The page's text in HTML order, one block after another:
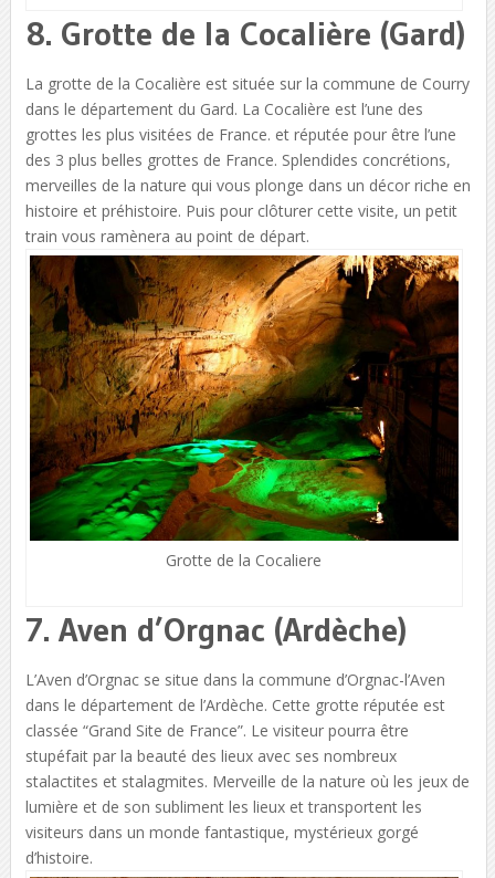
8. Grotte de la Cocalière (Gard)
La grotte de la Cocalière est située sur la commune de Courry
dans le département du Gard. La Cocalière est l’une des
grottes les plus visitées de France. et réputée pour être l’une
des 3 plus belles grottes de France. Splendides concrétions,
merveilles de la nature qui vous plonge dans un décor riche en
histoire et préhistoire. Puis pour clôturer cette visite, un petit
train vous ramènera au point de départ.
Grotte de la Cocaliere
7. Aven d’Orgnac (Ardèche)
L’Aven d’Orgnac se situe dans la commune d’Orgnac-l’Aven
dans le département de l’Ardèche. Cette grotte réputée est
classée “Grand Site de France”. Le visiteur pourra être
stupéfait par la beauté des lieux avec ses nombreux
stalactites et stalagmites. Merveille de la nature où les jeux de
lumière et de son subliment les lieux et transportent les
visiteurs dans un monde fantastique, mystérieux gorgé
d’histoire.